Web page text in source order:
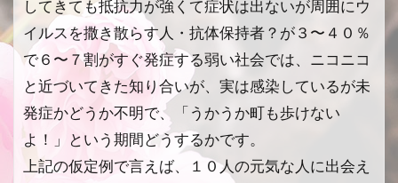
してきても抵抗力が強くて症状は出ないが周囲にウ
イルスを撒き散らす人・抗体保持者？が３〜４０％
で６〜７割がすぐ発症する弱い社会では、ニコニコ
と近づいてきた知り合いが、実は感染しているが未
発症かどうか不明で、「うかうか町も歩けない
よ！」という期間どうするかです。
上記の仮定例で言えば、１０人の元気な人に出会え